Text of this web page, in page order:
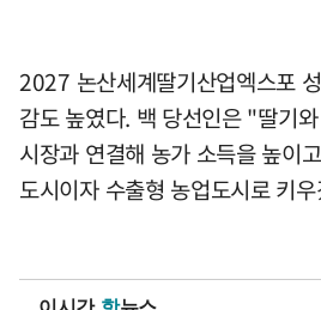
2027 논산세계딸기산업엑스포
감도 높였다. 백 당선인은 "딸기
시장과 연결해 농가 소득을 높이
도시이자 수출형 농업도시로 키